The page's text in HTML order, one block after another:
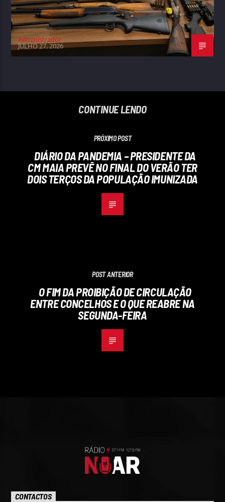
Administrador
JULHO 27, 2026
CONTINUE LENDO
PRÓXIMO POST
DIÁRIO DA PANDEMIA – PRESIDENTE DA
CM MAIA PREVÊ NO FINAL DO VERÃO TER
DOIS TERÇOS DA POPULAÇÃO IMUNIZADA
POST ANTERIOR
O FIM DA PROIBIÇÃO DE CIRCULAÇÃO
ENTRE CONCELHOS E O QUE REABRE NA
SEGUNDA-FEIRA
CONTACTOS